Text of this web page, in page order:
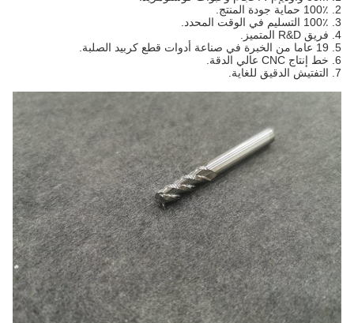
4. فريق R&D المتميز.
5. 19 عاما من الخبرة في صناعة أدوات قطع كربيد الصلبة.